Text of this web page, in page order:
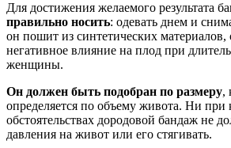
Для достижения желаемого результата
правильно носить: одевать днем и
он пошит из синтетических материалов,
негативное влияние на плод при
женщины.
Он должен быть подобран по размеру,
определяется по объему живота. Ни при
обстоятельствах дородовой бандаж не
давления на живот или его стягивать.